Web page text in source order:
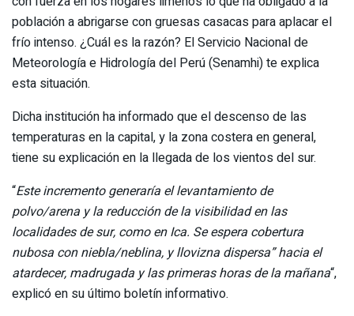
población a abrigarse con gruesas casacas para aplacar el
frío intenso. ¿Cuál es la razón? El Servicio Nacional de
Meteorología e Hidrología del Perú (Senamhi) te explica
esta situación.
Dicha institución ha informado que el descenso de las
temperaturas en la capital, y la zona costera en general,
tiene su explicación en la llegada de los vientos del sur.
“Este incremento generaría el levantamiento de
polvo/arena y la reducción de la visibilidad en las
localidades de sur, como en Ica. Se espera cobertura
nubosa con niebla/neblina, y llovizna dispersa” hacia el
atardecer, madrugada y las primeras horas de la mañana“,
explicó en su último boletín informativo.